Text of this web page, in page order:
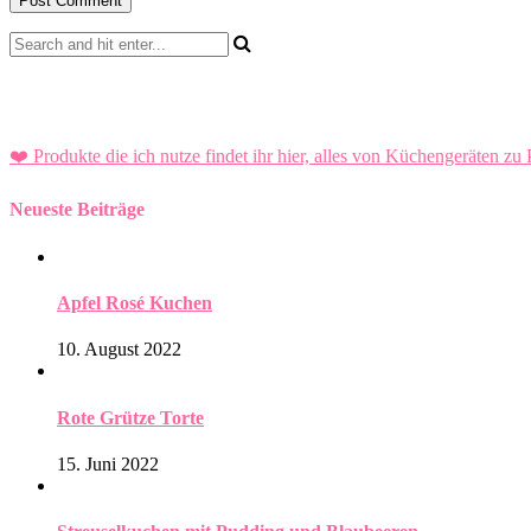
❤️ Produkte die ich nutze findet ihr hier, alles von Küchengeräten zu
Neueste Beiträge
Apfel Rosé Kuchen
10. August 2022
Rote Grütze Torte
15. Juni 2022